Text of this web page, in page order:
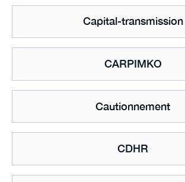
Capital-transmission
CARPIMKO
Cautionnement
CDHR